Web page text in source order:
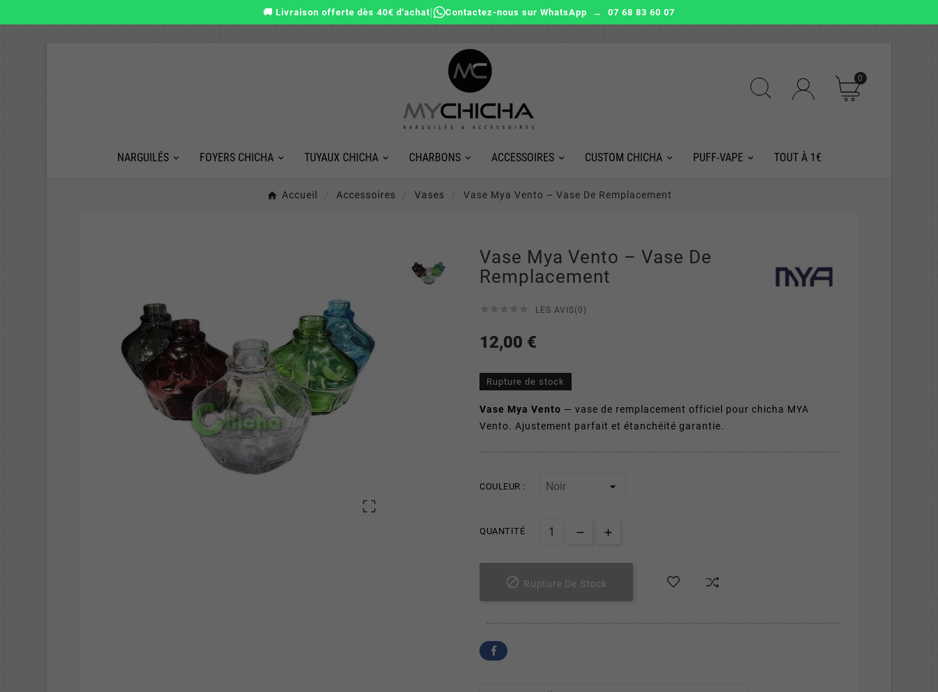
🚚 Livraison offerte dès 40€ d'achat| Contactez-nous sur WhatsApp → 07 68 83 60 07
0
NARGUILÉS FOYERS CHICHA TUYAUX CHICHA CHARBONS ACCESSOIRES CUSTOM CHICHA PUFF-VAPE TOUT À 1€
Accueil Accessoires Vases Vase Mya Vento – Vase De Remplacement

Vase Mya Vento – Vase De
Remplacement
LES AVIS(0)
12,00 €
Rupture de stock
Vase Mya Vento — vase de remplacement officiel pour chicha MYA
Vento. Ajustement parfait et étanchéité garantie.
COULEUR :
QUANTITÉ
 Rupture De Stock